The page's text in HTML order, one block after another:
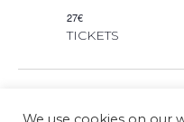
27€
TICKETS